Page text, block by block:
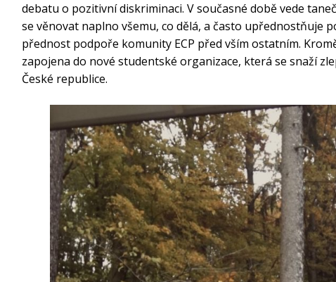
debatu o pozitivní diskriminaci. V současné době vede
se věnovat naplno všemu, co dělá, a často upřednostňuje
přednost podpoře komunity ECP před vším ostatním.
zapojena do nové studentské organizace, která se snaží
České republice.